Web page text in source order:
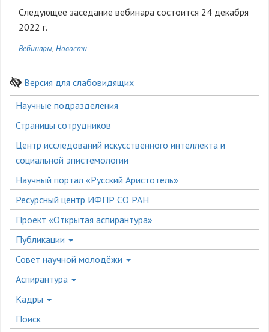
Следующее заседание вебинара состоится 24 декабря
2022 г.
Вебинары Новости
Версия для слабовидящих
Боковое
меню
Научные подразделения
Страницы сотрудников
Центр исследований искусственного интеллекта и
социальной эпистемологии
Научный портал «Русский Аристотель»
Ресурсный центр ИФПР СО РАН
Проект «Открытая аспирантура»
Публикации
Совет научной молодёжи
Аспирантура
Кадры
Поиск